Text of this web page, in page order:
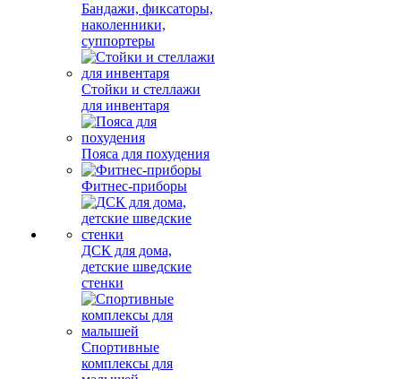
Бандажи, фиксаторы,
наколенники,
суппортеры
Стойки и стеллажи
для инвентаря
Пояса для похудения
Фитнес-приборы
ДСК для дома,
детские шведские
стенки
Спортивные
комплексы для